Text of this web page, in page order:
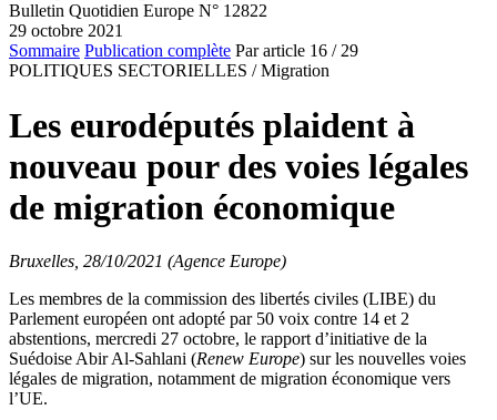
Bulletin Quotidien Europe N° 12822
29 octobre 2021
Sommaire Publication complète Par article 16 / 29
POLITIQUES SECTORIELLES / Migration
Les eurodéputés plaident à
nouveau pour des voies légales
de migration économique
Bruxelles, 28/10/2021 (Agence Europe)
Les membres de la commission des libertés civiles (LIBE) du
Parlement européen ont adopté par 50 voix contre 14 et 2
abstentions, mercredi 27 octobre, le rapport d’initiative de la
Suédoise Abir Al-Sahlani (Renew Europe) sur les nouvelles voies
légales de migration, notamment de migration économique vers
l’UE.